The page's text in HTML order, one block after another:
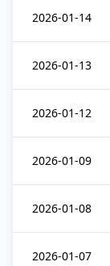
2026-01-14
2026-01-13
2026-01-12
2026-01-09
2026-01-08
2026-01-07